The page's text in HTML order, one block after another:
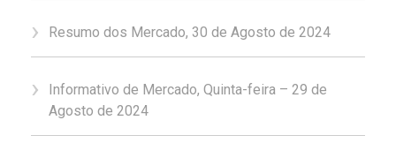
Resumo dos Mercado, 30 de Agosto de 2024
Informativo de Mercado, Quinta-feira – 29 de
Agosto de 2024